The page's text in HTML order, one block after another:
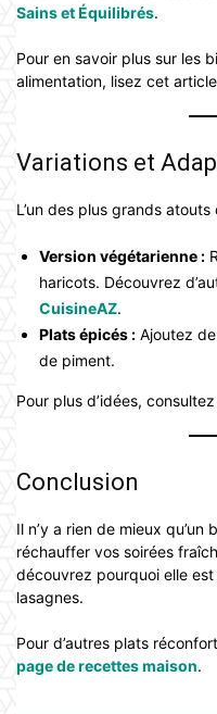
Sains et Équilibrés.
Pour en savoir plus sur les
alimentation, lisez cet
Variations et
L’un des plus grands
Version végétarienne :
haricots. Découvrez
CuisineAZ.
Plats épicés : Ajoutez
de piment.
Pour plus d’idées,
Conclusion
Il n’y a rien de mieux
réchauffer vos soirées
découvrez pourquoi elle
lasagnes.
Pour d’autres plats
page de recettes maison.